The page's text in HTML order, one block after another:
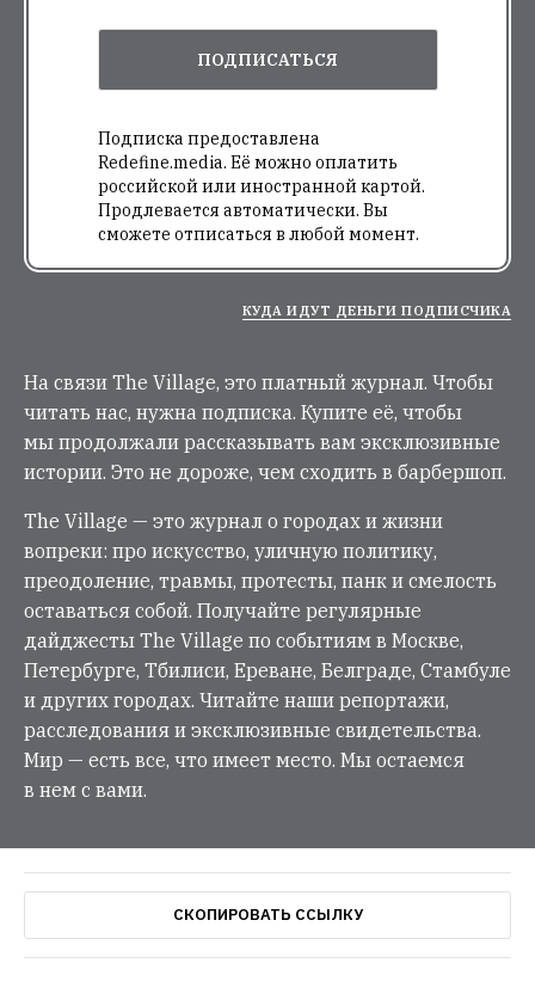
ПОДПИСАТЬСЯ
Подписка предоставлена
Redefine.media. Её можно оплатить
российской или иностранной картой.
Продлевается автоматически. Вы
сможете отписаться в любой момент.
КУДА ИДУТ ДЕНЬГИ ПОДПИСЧИКА
На связи The Village, это платный журнал. Чтобы
читать нас, нужна подписка. Купите её, чтобы
мы продолжали рассказывать вам эксклюзивные
истории. Это не дороже, чем сходить в барбершоп.
The Village — это журнал о городах и жизни
вопреки: про искусство, уличную политику,
преодоление, травмы, протесты, панк и смелость
оставаться собой. Получайте регулярные
дайджесты The Village по событиям в Москве,
Петербурге, Тбилиси, Ереване, Белграде, Стамбуле
и других городах. Читайте наши репортажи,
расследования и эксклюзивные свидетельства.
Мир — есть все, что имеет место. Мы остаемся
в нем с вами.
СКОПИРОВАТЬ ССЫЛКУ